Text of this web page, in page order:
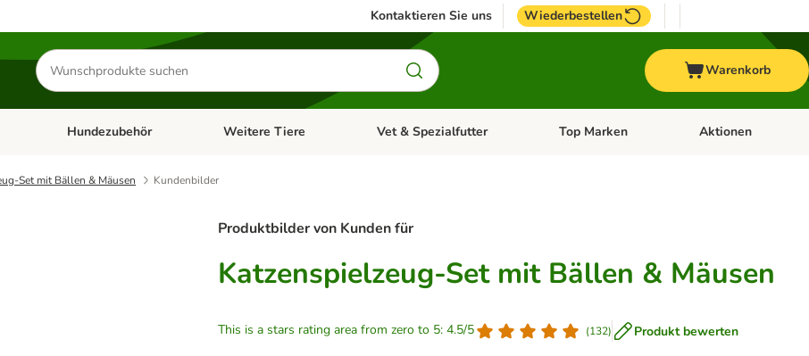
Kontaktieren Sie uns Wiederbestellen
Produkte
suchen
Warenkorb
öffnen: Katzenzubehör
Kategorie-Menü öffnen: Hundefutter
Hundezubehör Kategorie-Menü öffnen: Hundezubehör
Weitere Tiere Kategorie-Menü öffnen: Weitere Tiere
Vet & Spezialfutter Kategorie-Menü öffnen: Vet & Spezialfutter
Top Marken Kategorie-Menü
Aktionen
Set mit Bällen & Mäusen Kundenbilder
Produktbilder von Kunden für
Katzenspielzeug-Set mit Bällen & Mäusen
This is a stars rating area from zero to 5: 4.5/5 (132) Produkt bewerten